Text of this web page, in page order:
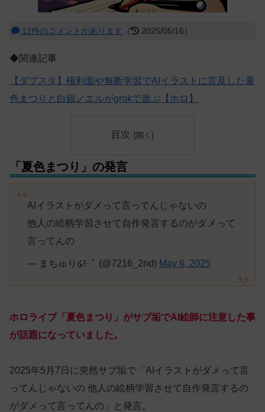
12件のコメントがあります （ 2025/05/16）
◆関連記事
【ダブスタ】権利面や無断学習でAIイラストに言及した夏
色まつりと白銀ノエルがgrokで遊ぶ【ホロ】
目次
「夏色まつり」の発言
AIイラストがダメって言ってんじゃないの
他人の絵柄学習させて自作発言するのがダメって
言ってんの
— まちゅり໒꒱· ﾟ (@7216_2nd) May 6, 2025
ホロライブ「夏色まつり」がサブ垢でAI絵師に注意した事
が話題になっていました。
2025年5月7日に突然サブ垢で「AIイラストがダメって言
ってんじゃないの 他人の絵柄学習させて自作発言するの
がダメって言ってんの」と発言。